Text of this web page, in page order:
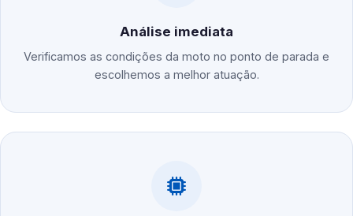
Análise imediata
Verificamos as condições da moto no ponto de parada e
escolhemos a melhor atuação.